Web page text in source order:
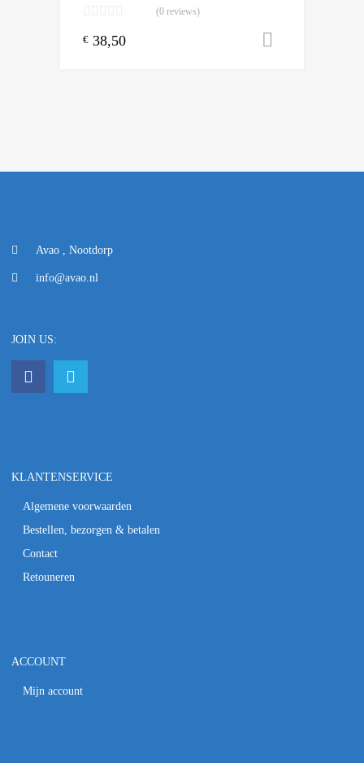
(0 reviews)
€ 38,50
Avao , Nootdorp
info@avao.nl
JOIN US:
KLANTENSERVICE
Algemene voorwaarden
Bestellen, bezorgen & betalen
Contact
Retouneren
ACCOUNT
Mijn account